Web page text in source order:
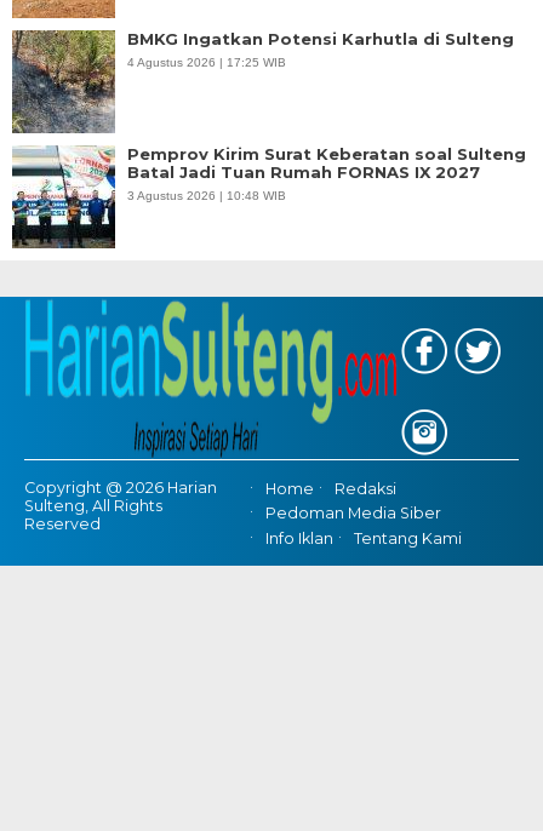
BMKG Ingatkan Potensi Karhutla di Sulteng
4 Agustus 2026 | 17:25 WIB
Pemprov Kirim Surat Keberatan soal Sulteng
Batal Jadi Tuan Rumah FORNAS IX 2027
3 Agustus 2026 | 10:48 WIB
Copyright @ 2026 Harian
Sulteng, All Rights
Reserved
Home
Redaksi
Pedoman Media Siber
Info Iklan
Tentang Kami